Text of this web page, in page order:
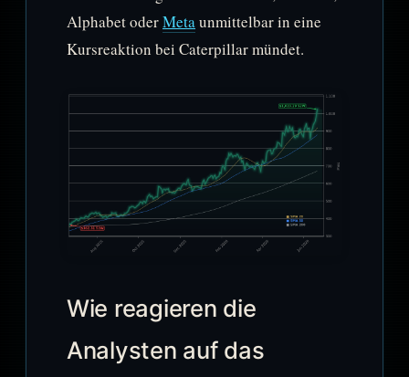
Alphabet oderMetaunmittelbar in eine
Kursreaktion bei Caterpillar mündet.
Wie reagieren die
Analysten auf das